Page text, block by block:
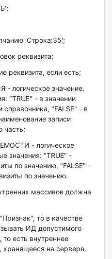
'Строка:35';
реквизита;
реквизита, если есть;
логическое значение.
"TRUE" - в значении
справочника, "FALSE" - в
записи
часть;
- логическое
значения: "TRUE" -
по значению, "FALSE" -
по значению.
массивов должна
то в качестве
ИД допустимого
то есть внутреннее
хранящееся на сервере.